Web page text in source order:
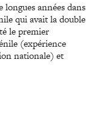
longues années dans
qui avait la double
le premier
(expérience
nationale) et